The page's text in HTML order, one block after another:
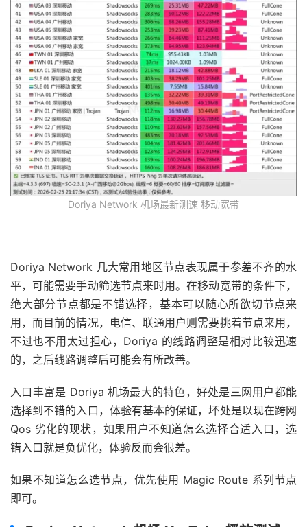
Doriya Network 机场最新测速 移动宽带
Doriya Network 几大常用地区节点表现属于参差不齐的水
平，可能需要手动筛选节点来时用。在移动宽带的条件下，
绝大部分节点都是不错选择，基本可以随心所欲切节点来
用，而目前的情况，电信、联通用户则需要挑着节点来用，
不过也不用太过担心，Doriya 的线路调整是相对比较迅速
的，之后线路调整后可能会有所改善。
入口丰富是 Doriya 机场最大的特色，好处是三网用户都能
选择到不错的入口，体验有基本的保证，坏处是以现在跨网
Qos 劣化的现状，如果用户不知道怎么选择合适入口，选
错入口就是负优化，体验反而会很差。
如果不知道怎么选节点，优先使用 Magic Route 系列节点
即可。